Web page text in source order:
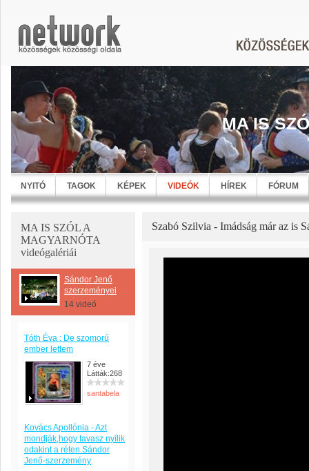
MA IS
NYITÓ TAGOK KÉPEK VIDEÓK HÍREK FÓRUM
MA IS SZÓL A
MAGYARNÓTA
videógalériái
Sándor Jenő
szerzeményei
14 videó
Tóth Éva : De szomorú
ember lettem
7 éve
Látták:268
santabela
Kovács Apollónia - Azt
mondják,hogy tavasz nyílik
odakint a réten Sándor
Jenő-szerzemény
Szabó Szilvia - Imádság már az is